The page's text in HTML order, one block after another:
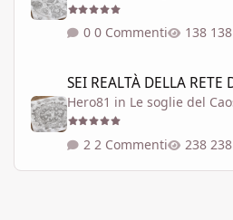
0 Commenti
SEI REALTÀ DELLA RETE
Hero81 in Le soglie del
2 Commenti